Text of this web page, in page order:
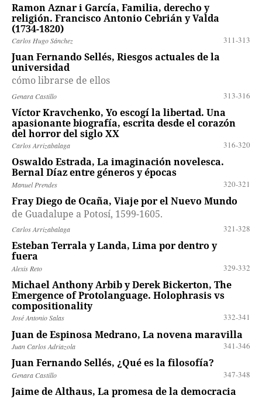
Ramon Aznar i García, Familia, derecho y
religión. Francisco Antonio Cebrián y Valda
(1734-1820)
Carlos Hugo Sánchez 311-313
Juan Fernando Sellés, Riesgos actuales de la
universidad
cómo librarse de ellos
Genara Castillo 313-316
Víctor Kravchenko, Yo escogí la libertad. Una
apasionante biografía, escrita desde el corazón
del horror del siglo XX
Carlos Arrizabalaga 316-320
Oswaldo Estrada, La imaginación novelesca.
Bernal Díaz entre géneros y épocas
Manuel Prendes 320-321
Fray Diego de Ocaña, Viaje por el Nuevo Mundo
de Guadalupe a Potosí, 1599-1605.
Carlos Arrizabalaga 321-328
Esteban Terrala y Landa, Lima por dentro y
fuera
Alexis Reto 329-332
Michael Anthony Arbib y Derek Bickerton, The
Emergence of Protolanguage. Holophrasis vs
compositionality
José Antonio Salas 332-341
Juan de Espinosa Medrano, La novena maravilla
Juan Carlos Adriazola 341-346
Juan Fernando Sellés, ¿Qué es la filosofía?
Genara Castillo 347-348
Jaime de Althaus, La promesa de la democracia